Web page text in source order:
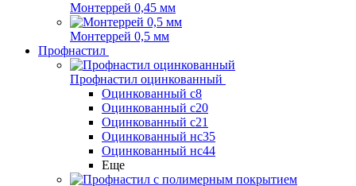
Монтеррей 0,45 мм
Монтеррей 0,5 мм
Профнастил
Профнастил оцинкованный
Оцинкованный с8
Оцинкованный с20
Оцинкованный с21
Оцинкованный нс35
Оцинкованный нс44
Еще